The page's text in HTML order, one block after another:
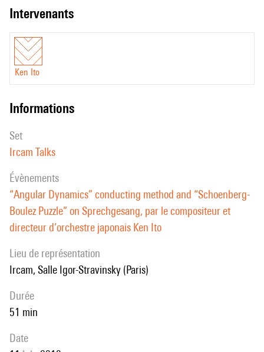
intervenants
Ken Ito
informations
set
Ircam Talks
évènements
“Angular Dynamics” conducting method and “Schoenberg-
Boulez Puzzle” on Sprechgesang, par le compositeur et
directeur d’orchestre japonais Ken Ito
Lieu de représentation
Ircam, Salle Igor-Stravinsky (Paris)
durée
51 min
date